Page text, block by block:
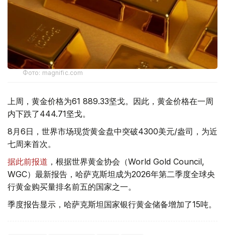
Фото: magnific.com
上周，黄金价格为61 889.33坚戈。因此，黄金价格在一周
内下跌了444.71坚戈。
8月6日，世界市场现货黄金盘中突破4300美元/盎司，为近
七周来首次。
据此前报道 ，根据世界黄金协会（World Gold Council,
WGC）最新报告，哈萨克斯坦成为2026年第二季度全球央
行黄金购买量排名前五的国家之一。
季度报告显示，哈萨克斯坦国家银行黄金储备增加了15吨。